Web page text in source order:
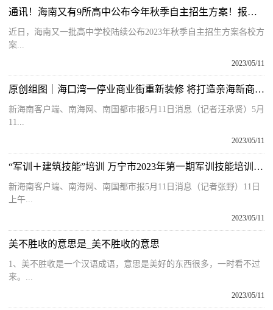
通讯！海南又有9所高中公布今年秋季自主招生方案！报考要求、时间
近日，海南又一批高中学校陆续公布2023年秋季自主招生方案各校方
案...
2023/05/11
原创组图｜海口湾一停业商业街重新装修 将打造亲海新商业生态|焦点观察
新海南客户端、南海网、南国都市报5月11日消息（记者汪承贤）5月
11...
2023/05/11
“军训＋建筑技能”培训 万宁市2023年第一期军训技能培训开班
新海南客户端、南海网、南国都市报5月11日消息（记者张野）11日
上午...
2023/05/11
美不胜收的意思是_美不胜收的意思
1、美不胜收是一个汉语成语，意思是美好的东西很多，一时看不过
来。...
2023/05/11